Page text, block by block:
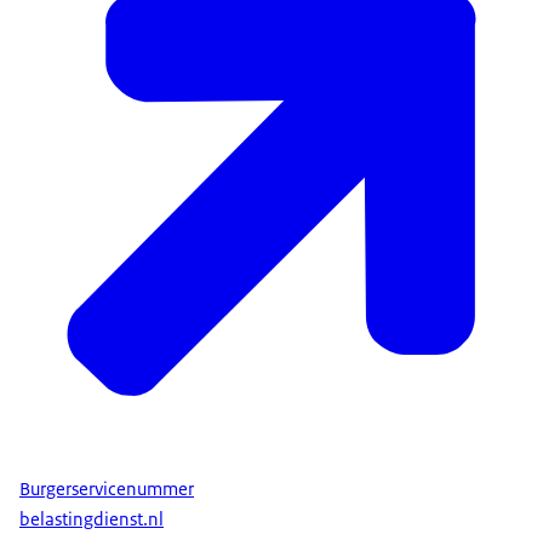
Burgerservicenummer
belastingdienst.nl